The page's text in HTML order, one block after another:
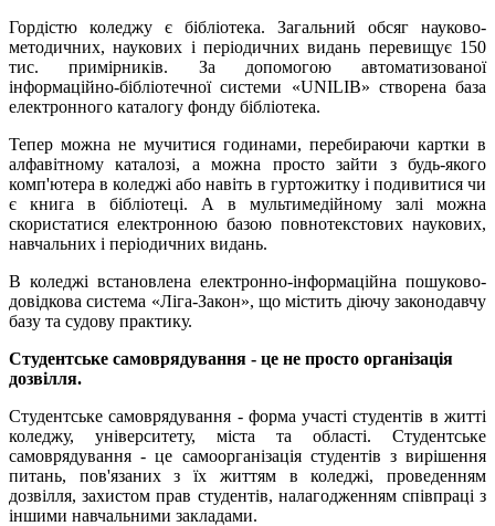
Гордістю коледжу є бібліотека. Загальний обсяг науково-
методичних, наукових і періодичних видань перевищує 150
тис. примірників. За допомогою автоматизованої
інформаційно-бібліотечної системи «UNILIB» створена база
електронного каталогу фонду бібліотека.
Тепер можна не мучитися годинами, перебираючи картки в
алфавітному каталозі, а можна просто зайти з будь-якого
комп'ютера в коледжі або навіть в гуртожитку і подивитися чи
є книга в бібліотеці. А в мультимедійному залі можна
скористатися електронною базою повнотекстових наукових,
навчальних і періодичних видань.
В коледжі встановлена електронно-інформаційна пошуково-
довідкова система «Ліга-Закон», що містить діючу законодавчу
базу та судову практику.
Студентське самоврядування - це не просто організація
дозвілля.
Студентське самоврядування - форма участі студентів в житті
коледжу, університету, міста та області. Студентське
самоврядування - це самоорганізація студентів з вирішення
питань, пов'язаних з їх життям в коледжі, проведенням
дозвілля, захистом прав студентів, налагодженням співпраці з
іншими навчальними закладами.